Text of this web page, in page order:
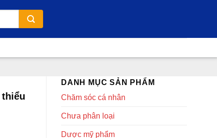
DANH MỤC SẢN PHẨM
Chăm sóc cá nhân
Chưa phân loại
Dược mỹ phẩm